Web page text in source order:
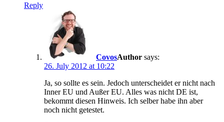
Reply
Covos
says:
26. July 2012 at 10:22
Ja, so sollte es sein. Jedoch unterscheidet er nicht nach
Inner EU und Außer EU. Alles was nicht DE ist,
bekommt diesen Hinweis. Ich selber habe ihn aber
noch nicht getestet.